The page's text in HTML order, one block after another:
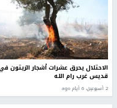
الاحتلال يحرق عشرات أشجار الزيتون
قديس غرب رام الله
2 أسبوعين، 6 أيام ago